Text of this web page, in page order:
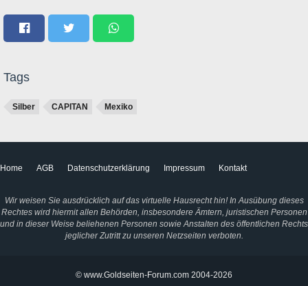
Tags
Silber CAPITAN Mexiko
Home AGB Datenschutzerklärung Impressum Kontakt
Wir weisen Sie ausdrücklich auf das virtuelle Hausrecht hin! In Ausübung dieses
Rechtes wird hiermit allen Behörden, insbesondere Ämtern, juristischen Personen
und in dieser Weise beliehenen Personen sowie Anstalten des öffentlichen Rechts
jeglicher Zutritt zu unseren Netzseiten verboten.
© www.Goldseiten-Forum.com 2004-2026